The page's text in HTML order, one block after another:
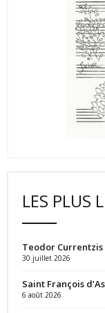
LES PLUS
Teodor
30 juillet 2026
Saint François
6 août 2026